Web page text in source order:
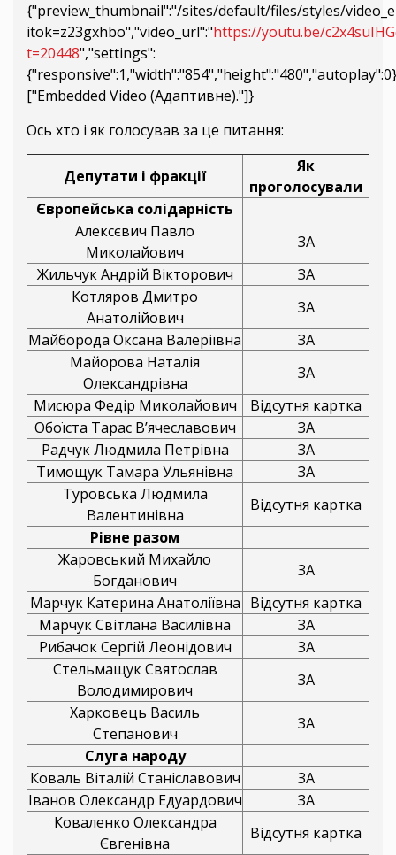
{"preview_thumbnail":"/sites/default/files/styles/
itok=z23gxhbo","video_url":"https://youtu.be/
t=20448","settings":
["Embedded Video (Адаптивне)."]}
Ось хто і як голосував за це питання:
Депутати і фракції
Як
проголосували
Європейська солідарність
Алексєвич Павло
Миколайович
ЗА
Жильчук Андрій Вікторович
ЗА
Котляров Дмитро
Анатолійович
ЗА
Майборода Оксана Валеріївна
ЗА
Майорова Наталія
Олександрівна
ЗА
Мисюра Федір Миколайович
Відсутня картка
Обоїста Тарас В’ячеславович
ЗА
Радчук Людмила Петрівна
ЗА
Тимощук Тамара Ульянівна
ЗА
Туровська Людмила
Валентинівна
Відсутня картка
Рівне разом
Жаровський Михайло
Богданович
ЗА
Марчук Катерина Анатоліївна Відсутня картка
Марчук Світлана Василівна
ЗА
Рибачок Сергій Леонідович
ЗА
Стельмащук Святослав
Володимирович
ЗА
Харковець Василь
Степанович
ЗА
Слуга народу
Коваль Віталій Станіславович
ЗА
Іванов Олександр Едуардович
ЗА
Коваленко Олександра
Євгенівна
Відсутня картка